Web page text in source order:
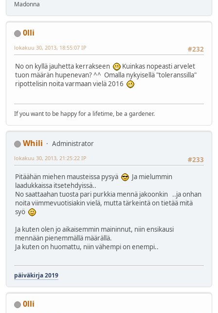
Madonna
0lli
#232
lokakuu 30, 2013, 18:55:07 IP
No on kyllä jauhetta kerrakseen
Kuinkas nopeasti arvelet
tuon määrän hupenevan? ^^ Omalla nykyisellä "toleranssilla"
ripottelisin noita varmaan vielä 2016
If you want to be happy for a lifetime, be a gardener.
Whili
Administrator
#233
lokakuu 30, 2013, 21:25:22 IP
Pitäähän miehen mausteissa pysyä
Ja mielummin
laadukkaissa itsetehdyissä..
No saattaahan tuosta pari purkkia mennä jakoonkin ..ja onhan
noita viimmevuotisiakin vielä, mutta tärkeintä on tietää mitä
syö
Ja kuten olen jo aikaisemmin maininnut, niin ensikausi
mennään pienemmällä määrällä.
Ja kuten on huomattu, niin vähempi on enempi..
päiväkirja 2019
0lli